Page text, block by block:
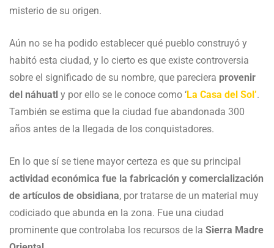
misterio de su origen.
Aún no se ha podido establecer qué pueblo construyó y
habitó esta ciudad, y lo cierto es que existe controversia
sobre el significado de su nombre, que pareciera provenir
del náhuatl y por ello se le conoce como ‘La Casa del Sol’.
También se estima que la ciudad fue abandonada 300
años antes de la llegada de los conquistadores.
En lo que sí se tiene mayor certeza es que su principal
actividad económica fue la fabricación y comercialización
de artículos de obsidiana, por tratarse de un material muy
codiciado que abunda en la zona. Fue una ciudad
prominente que controlaba los recursos de la Sierra Madre